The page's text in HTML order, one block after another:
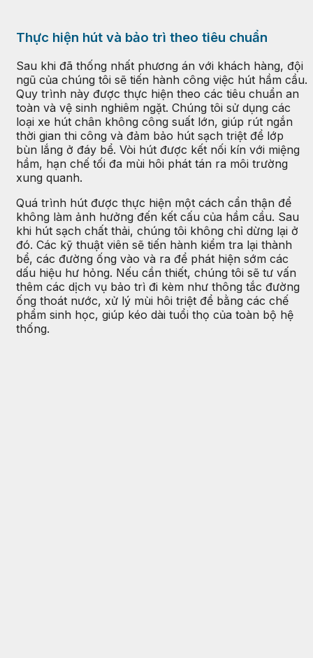
Thực hiện hút và bảo trì theo tiêu chuẩn
Sau khi đã thống nhất phương án với khách hàng, đội
ngũ của chúng tôi sẽ tiến hành công việc hút hầm cầu.
Quy trình này được thực hiện theo các tiêu chuẩn an
toàn và vệ sinh nghiêm ngặt. Chúng tôi sử dụng các
loại xe hút chân không công suất lớn, giúp rút ngắn
thời gian thi công và đảm bảo hút sạch triệt để lớp
bùn lắng ở đáy bể. Vòi hút được kết nối kín với miệng
hầm, hạn chế tối đa mùi hôi phát tán ra môi trường
xung quanh.
Quá trình hút được thực hiện một cách cẩn thận để
không làm ảnh hưởng đến kết cấu của hầm cầu. Sau
khi hút sạch chất thải, chúng tôi không chỉ dừng lại ở
đó. Các kỹ thuật viên sẽ tiến hành kiểm tra lại thành
bể, các đường ống vào và ra để phát hiện sớm các
dấu hiệu hư hỏng. Nếu cần thiết, chúng tôi sẽ tư vấn
thêm các dịch vụ bảo trì đi kèm như thông tắc đường
ống thoát nước, xử lý mùi hôi triệt để bằng các chế
phẩm sinh học, giúp kéo dài tuổi thọ của toàn bộ hệ
thống.